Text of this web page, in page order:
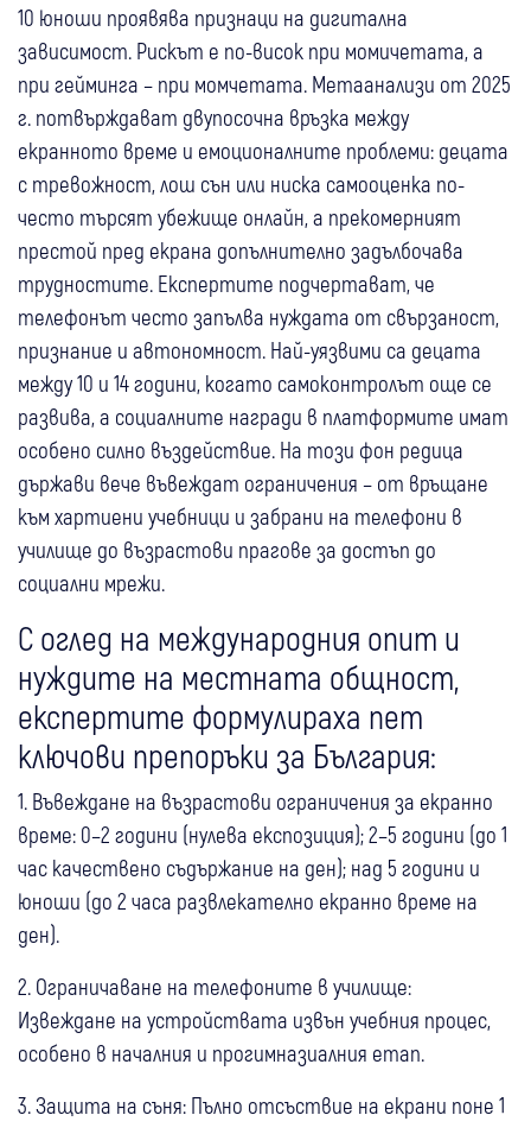
10 юноши проявява признаци на дигитална
зависимост. Рискът е по-висок при момичетата, а
при гейминга – при момчетата. Метаанализи от 2025
г. потвърждават двупосочна връзка между
екранното време и емоционалните проблеми: децата
с тревожност, лош сън или ниска самооценка по-
често търсят убежище онлайн, а прекомерният
престой пред екрана допълнително задълбочава
трудностите. Експертите подчертават, че
телефонът често запълва нуждата от свързаност,
признание и автономност. Най-уязвими са децата
между 10 и 14 години, когато самоконтролът още се
развива, а социалните награди в платформите имат
особено силно въздействие. На този фон редица
държави вече въвеждат ограничения – от връщане
към хартиени учебници и забрани на телефони в
училище до възрастови прагове за достъп до
социални мрежи.
С оглед на международния опит и
нуждите на местната общност,
експертите формулираха пет
ключови препоръки за България:
1. Въвеждане на възрастови ограничения за екранно
време: 0–2 години (нулева експозиция); 2–5 години (до 1
час качествено съдържание на ден); над 5 години и
юноши (до 2 часа развлекателно екранно време на
ден).
2. Ограничаване на телефоните в училище:
Извеждане на устройствата извън учебния процес,
особено в началния и прогимназиалния етап.
3. Защита на съня: Пълно отсъствие на екрани поне 1